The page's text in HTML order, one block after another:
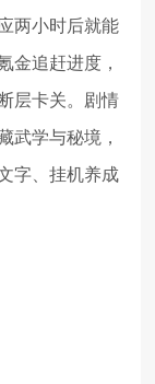
两小时后就能
金追赶进度，
层卡关。剧情
武学与秘境，
字、挂机养成